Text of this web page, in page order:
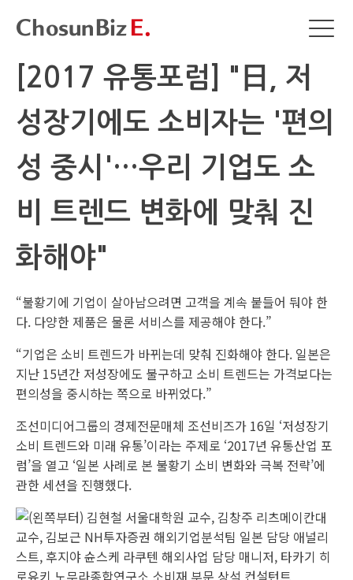
[2017 유통포럼] "日, 저
성장기에도 소비자는 '편의
성 중시'…우리 기업도 소
비 트렌드 변화에 맞춰 진
화해야"
“불황기에 기업이 살아남으려면 고객을 계속 붙들어 둬야 한
다. 다양한 제품은 물론 서비스를 제공해야 한다.”
“기업은 소비 트렌드가 바뀌는데 맞춰 진화해야 한다. 일본은
지난 15년간 저성장에도 불구하고 소비 트렌드는 가격보다는
편의성을 중시하는 쪽으로 바뀌었다.”
조선미디어그룹의 경제전문매체 조선비즈가 16일 ‘저성장기
소비 트렌드와 미래 유통’이라는 주제로 ‘2017년 유통산업 포
럼’을 열고 ‘일본 사례로 본 불황기 소비 변화와 극복 전략’에
관한 세션을 진행했다.